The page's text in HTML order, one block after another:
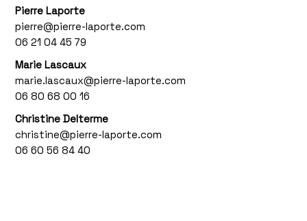
Pierre Laporte
pierre@pierre-laporte.com
06 21 04 45 79
Marie Lascaux
marie.lascaux@pierre-laporte.com
06 80 68 00 16
Christine Delterme
christine@pierre-laporte.com
06 60 56 84 40